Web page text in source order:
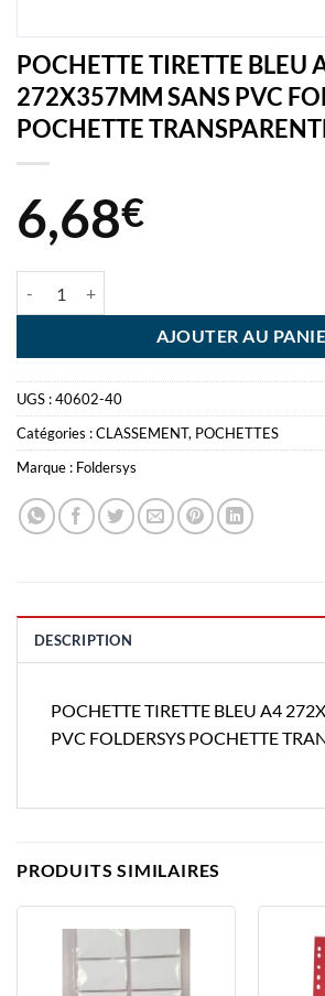
POCHETTE TIRETTE BLEU
272X357MM SANS PVC
POCHETTE
6,68€
AJOUTER AU
UGS :40602-40
Catégories :CLASSEMENT, POCHETTES
Marque : Foldersys
DESCRIPTION
POCHETTE TIRETTE BLEU A4
PVC FOLDERSYS POCHETTE
PRODUITS SIMILAIRES